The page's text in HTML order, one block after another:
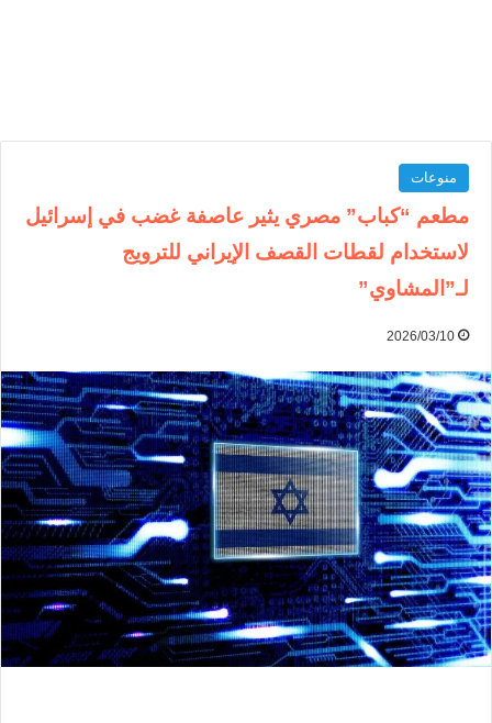
منوعات
مطعم “كباب” مصري يثير عاصفة غضب في إسرائيل
لاستخدام لقطات القصف الإيراني للترويج
لـ”المشاوي”
2026/03/10